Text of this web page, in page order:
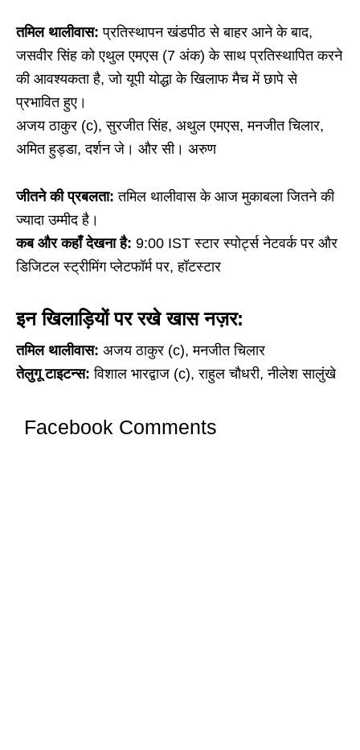
तमिल थालीवास: प्रतिस्थापन खंडपीठ से बाहर आने के बाद,
जसवीर सिंह को एथुल एमएस (7 अंक) के साथ प्रतिस्थापित करने
की आवश्यकता है, जो यूपी योद्धा के खिलाफ मैच में छापे से
प्रभावित हुए।
अजय ठाकुर (c), सुरजीत सिंह, अथुल एमएस, मनजीत चिलार,
अमित हुड्डा, दर्शन जे। और सी। अरुण
जीतने की प्रबलता: तमिल थालीवास के आज मुकाबला जितने की
ज्यादा उम्मीद है।
कब और कहाँ देखना है: 9:00 IST स्टार स्पोर्ट्स नेटवर्क पर और
डिजिटल स्ट्रीमिंग प्लेटफॉर्म पर, हॉटस्टार
इन खिलाड़ियों पर रखे खास नज़र:
तमिल थालीवास: अजय ठाकुर (c), मनजीत चिलार
तेलुगू टाइटन्स: विशाल भारद्वाज (c), राहुल चौधरी, नीलेश सालुंखे
Facebook Comments